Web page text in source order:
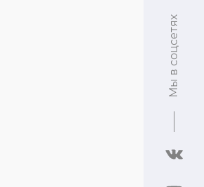
Мы в соцсетях